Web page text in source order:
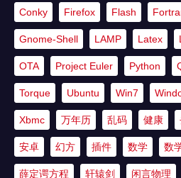
Conky Firefox Flash
Gnome-Shell LAMP Latex
OTA Project Euler Python
Torque Ubuntu Win7
Xbmc 万年历 乱码 健康
安卓 幻方 插件 数学 数
薛定谔方程 轩辕剑 闲言物理